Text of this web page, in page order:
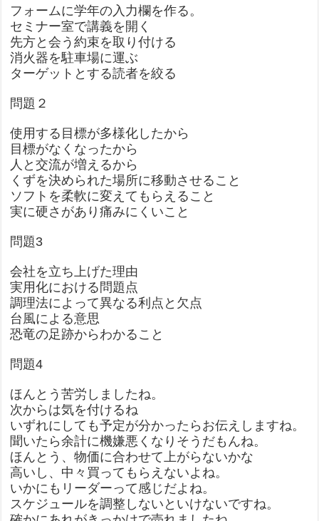
フォームに学年の入力欄を作る。
セミナー室で講義を開く
先方と会う約束を取り付ける
消火器を駐車場に運ぶ
ターゲットとする読者を絞る
問題２
使用する目標が多様化したから
目標がなくなったから
人と交流が増えるから
くずを決められた場所に移動させること
ソフトを柔軟に変えてもらえること
実に硬さがあり痛みにくいこと
問題3
会社を立ち上げた理由
実用化における問題点
調理法によって異なる利点と欠点
台風による意思
恐竜の足跡からわかること
問題4
ほんとう苦労しましたね。
次からは気を付けるね
いずれにしても予定が分かったらお伝えしますね。
聞いたら余計に機嫌悪くなりそうだもんね。
ほんとう、物価に合わせて上がらないかな
高いし、中々買ってもらえないよね。
いかにもリーダーって感じだよね。
スケジュールを調整しないといけないですね。